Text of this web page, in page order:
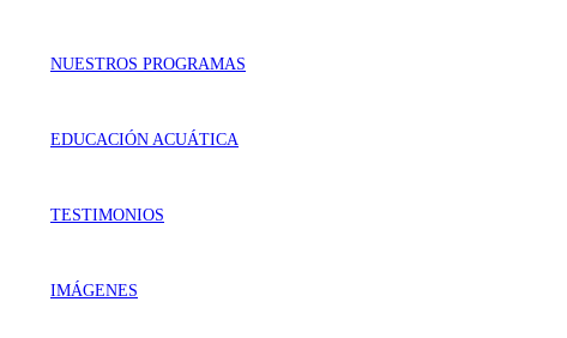
NUESTROS PROGRAMAS
EDUCACIÓN ACUÁTICA
TESTIMONIOS
IMÁGENES